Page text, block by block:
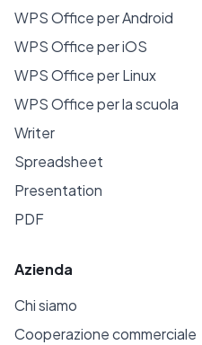
WPS Office per Android
WPS Office per iOS
WPS Office per Linux
WPS Office per la scuola
Writer
Spreadsheet
Presentation
PDF
Azienda
Chi siamo
Cooperazione commerciale